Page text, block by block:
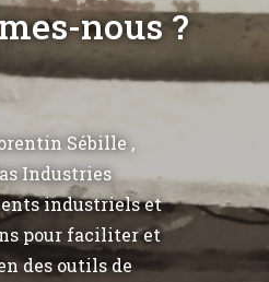
nous ?
Sébille ,
Industries
industriels et
pour faciliter et
des outils de